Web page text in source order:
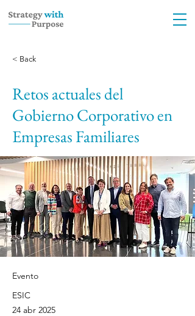
< Back
Retos actuales del
Gobierno Corporativo en
Empresas Familiares
Evento
ESIC
24 abr 2025